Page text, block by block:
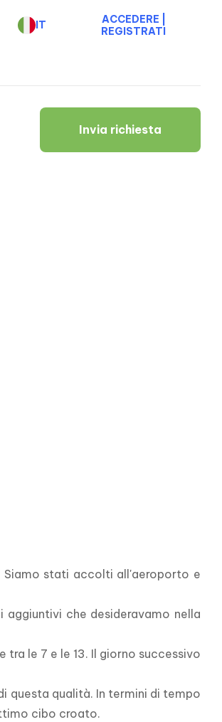
IT ACCEDERE
REGISTRATI
Invia richiesta
Siamo stati accolti all'aeroporto e
che desideravamo nella
le 7 e le 13. Il giorno successivo
questa qualità. In termini di tempo
cibo croato.